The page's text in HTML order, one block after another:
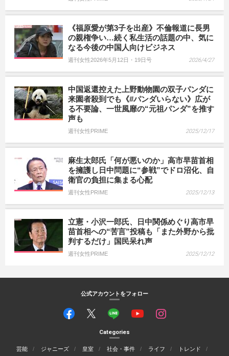
《福原愛が第3子を出産》不倫報道に長男
の親権争い…続く私生活の話題の中、気に
なる今後の中国人向けビジネス
週刊女性2026年5月12日・19日号 2026/4/27
中国返還控えた上野動物園の双子パンダに
来園者殺到でも《#パンダいらない》広が
る不要論、一世風靡の“元祖パンダ”を推す
声も
週刊女性PRIME 2025/12/17
麻生太郎氏「何が悪いのか」高市早苗首相
を擁護し日中問題に“参戦”でドロ沼化、自
衛官の負担に集まる心配
週刊女性PRIME 2025/12/13
立憲・小沢一郎氏、日中関係めぐり高市早
苗首相への“苦言”投稿も「また外野から批
判するだけ」国民呆れ声
週刊女性PRIME 2025/12/12
公式アカウントをフォロー
Categories
芸能 ジャニーズ 皇室 社会・事件 ライフ
トレンド